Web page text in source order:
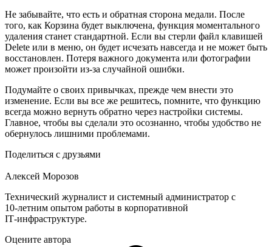
Не забывайте, что есть и обратная сторона медали. После
того, как Корзина будет выключена, функция моментального
удаления станет стандартной. Если вы стерли файл клавишей
Delete или в меню, он будет исчезать навсегда и не может быть
восстановлен. Потеря важного документа или фотографии
может произойти из-за случайной ошибки.
Подумайте о своих привычках, прежде чем внести это
изменение. Если вы все же решитесь, помните, что функцию
всегда можно вернуть обратно через настройки системы.
Главное, чтобы вы сделали это осознанно, чтобы удобство не
обернулось лишними проблемами.
Поделиться с друзьями
Алексей Морозов
Технический журналист и системный администратор с
10‑летним опытом работы в корпоративной
IT‑инфраструктуре.
Оцените автора